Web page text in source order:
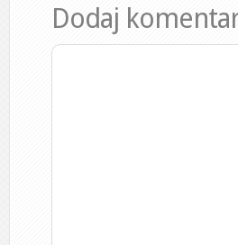
Dodaj